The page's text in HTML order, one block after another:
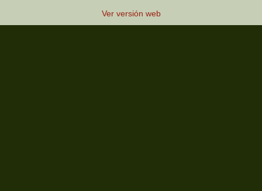
Ver versión web